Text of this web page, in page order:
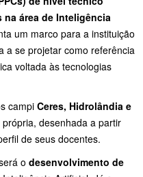
área de Inteligência
um marco para a instituição
a se projetar como referência
voltada às tecnologias
campi Ceres, Hidrolândia e
desenhada a partir
de seus docentes.
o desenvolvimento de